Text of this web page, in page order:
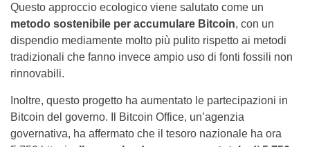
Questo approccio ecologico viene salutato come un
metodo sostenibile per accumulare Bitcoin, con un
dispendio mediamente molto più pulito rispetto ai metodi
tradizionali che fanno invece ampio uso di fonti fossili non
rinnovabili.
Inoltre, questo progetto ha aumentato le partecipazioni in
Bitcoin del governo. Il Bitcoin Office, un’agenzia
governativa, ha affermato che il tesoro nazionale ha ora